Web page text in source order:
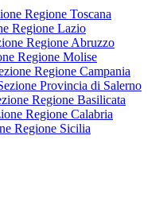
Regione Toscana
Regione Lazio
Regione Abruzzo
Regione Molise
Regione Campania
Provincia di Salerno
Regione Basilicata
Regione Calabria
Regione Sicilia